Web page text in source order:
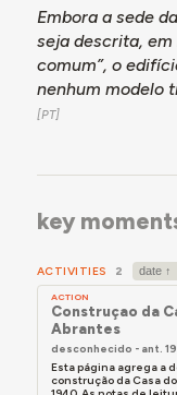
frequentemente
moradora contou
altas horas da
espaço continua a
importante para a
um espaço de
elementos
médico que foi
Para mais
chave, abaixo.
Para o registo
Embora a sede
seja descrita,
comum”, o
nenhum modelo
key
ACTIVITIES 2
ACTION
Construçao da
Abrantes
desconhecido - ant.
Esta página agrega a
construção da Casa